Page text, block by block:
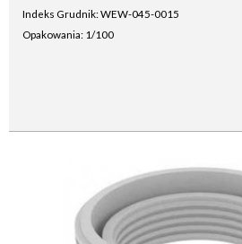
Indeks Grudnik: WEW-045-0015
Opakowania: 1/100